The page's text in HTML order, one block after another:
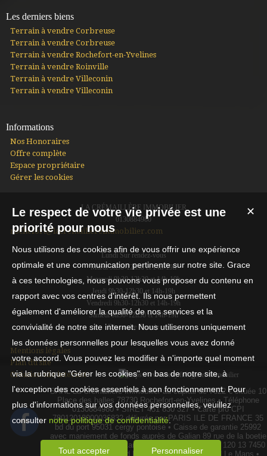
Les derniers biens
Terrain à vendre Corbreuse
Terrain à vendre Corbreuse
Terrain à vendre Rochefort-en-Yvelines
Terrain à vendre Roinville
Terrain à vendre Villeconin
Terrain à vendre Villeconin
Informations
Nos Honoraires
Offre complète
Espace propriétaire
Gérer les cookies
LA CRÉMAILLÈRE IMMOBILIER
0130884980
rochefort@lacremaillereimmobilier.com
Lundi Sur rendez-vous
Mardi 9h30-12h30 et 14h-19h
Mercredi 9h30-12h30 et 14h-19h
Jeudi 9h30-12h30 et 14h-19h
Vendredi 9h30-12h30 et 14h-19h
Samedi 9h30-12h30 et 14h-19h
Dimanche Fermée
Mentions légales
Plan du site
Création site internet
SARL La Crémaillère Immobilier au capital de 7622 € située 10
Place des halles 78730 Rochefort-en-Yvelines • Téléphone
0130884980 • SIRET 451 830 327 • Carte pro CPI
78012018000036832 délivrée par PARIS ILE DE FRANCE 35
bd du port 95031 cergy pontoise • Caisse de garantie 25992
avec maniement de fonds auprès de Galian 89 rue de la boetie
75008 Paris d'un montant de 120 000.00 € • RCP 120 13 7450
auprès de MMA 14bd Marie et Alexandre OYON Le Mans •
✕
Le respect de votre vie privée est une
priorité pour nous
Nous utilisons des cookies afin de vous offrir une expérience
optimale et une communication pertinente sur notre site. Grace
à ces technologies, nous pouvons vous proposer du contenu en
rapport avec vos centres d'intérêt. Ils nous permettent
également d'améliorer la qualité de nos services et la
convivialité de notre site internet. Nous utiliserons uniquement
les données personnelles pour lesquelles vous avez donné
votre accord. Vous pouvez les modifier à n'importe quel moment
via la rubrique "Gérer les cookies" en bas de notre site, à
l'exception des cookies essentiels à son fonctionnement. Pour
plus d'informations sur vos données personnelles, veuillez
consulter notre politique de confidentialité.
Tout accepter Personnaliser